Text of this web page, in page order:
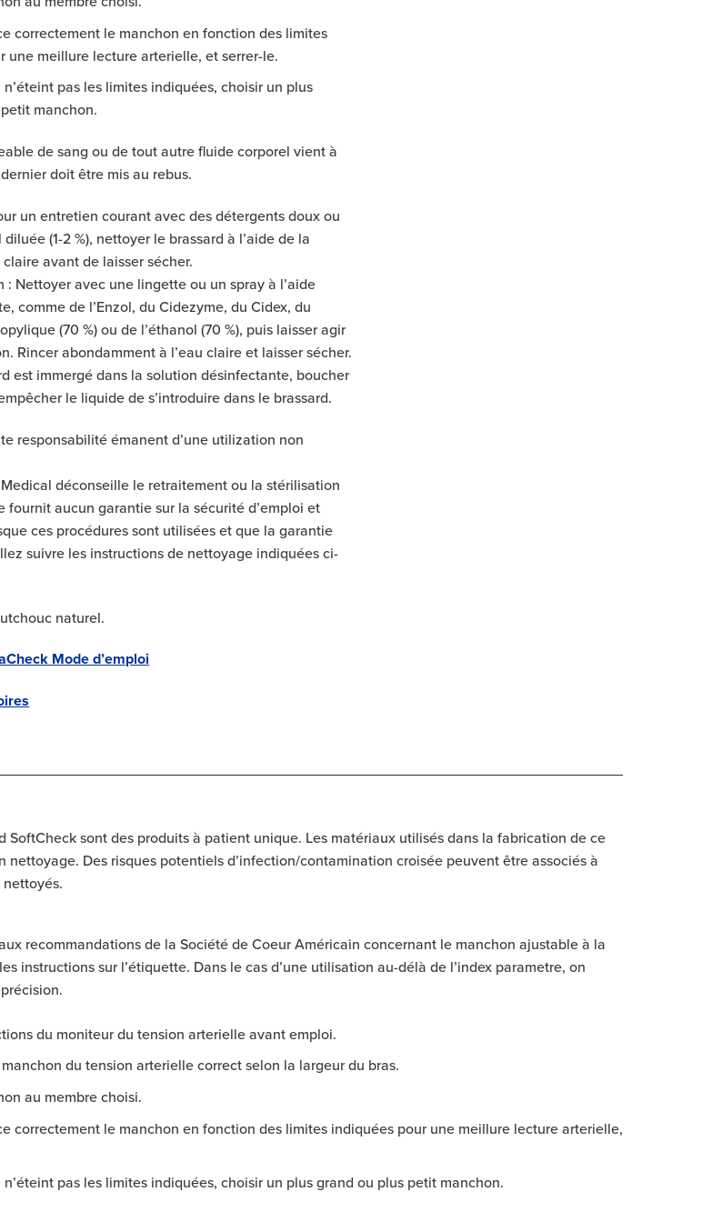
correctement le manchon en fonction des limites
une meillure lecture arterielle, et serrer-le.
pas les limites indiquées, choisir un plus
manchon.
de sang ou de tout autre fluide corporel vient à
doit être mis au rebus.
un entretien courant avec des détergents doux ou
(1-2 %), nettoyer le brassard à l’aide de la
avant de laisser sécher.
Nettoyer avec une lingette ou un spray à l’aide
comme de l’Enzol, du Cidezyme, du Cidex, du
(70 %) ou de l’éthanol (70 %), puis laisser agir
Rincer abondamment à l’eau claire et laisser sécher.
est immergé dans la solution désinfectante, boucher
le liquide de s’introduire dans le brassard.
responsabilité émanent d’une utilization non
Medical déconseille le retraitement ou la stérilisation
fournit aucun garantie sur la sécurité d’emploi et
ces procédures sont utilisées et que la garantie
suivre les instructions de nettoyage indiquées ci-
naturel.
Mode d’emploi
SoftCheck sont des produits à patient unique. Les matériaux utilisés dans la fabrication de ce
nettoyage. Des risques potentiels d’infection/contamination croisée peuvent être associés à
nettoyés.
recommandations de la Société de Coeur Américain concernant le manchon ajustable à la
instructions sur l’étiquette. Dans le cas d’une utilisation au-délà de l’index parametre, on
du moniteur du tension arterielle avant emploi.
du tension arterielle correct selon la largeur du bras.
au membre choisi.
correctement le manchon en fonction des limites indiquées pour une meillure lecture arterielle,
pas les limites indiquées, choisir un plus grand ou plus petit manchon.